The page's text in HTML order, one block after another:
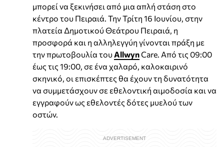
μπορεί να ξεκινήσει από μια απλή στάση στο
κέντρο του Πειραιά. Την Τρίτη 16 Ιουνίου, στην
πλατεία Δημοτικού Θεάτρου Πειραιά, η
προσφορά και η αλληλεγγύη γίνονται πράξη με
την πρωτοβουλία τουAllwynCare. Από τις 09:00
έως τις 19:00, σε ένα χαλαρό, καλοκαιρινό
σκηνικό, οι επισκέπτες θα έχουν τη δυνατότητα
να συμμετάσχουν σε εθελοντική αιμοδοσία και να
εγγραφούν ως εθελοντές δότες μυελού των
οστών.